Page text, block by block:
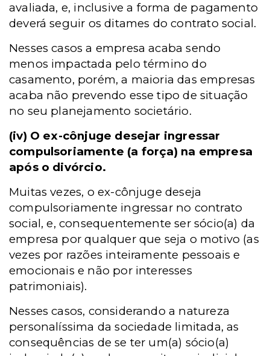
avaliada, e, inclusive a forma de pagamento
deverá seguir os ditames do contrato social.
Nesses casos a empresa acaba sendo
menos impactada pelo término do
casamento, porém, a maioria das empresas
acaba não prevendo esse tipo de situação
no seu planejamento societário.
(iv) O ex-cônjuge desejar ingressar
compulsoriamente (a força) na empresa
após o divórcio.
Muitas vezes, o ex-cônjuge deseja
compulsoriamente ingressar no contrato
social, e, consequentemente ser sócio(a) da
empresa por qualquer que seja o motivo (as
vezes por razões inteiramente pessoais e
emocionais e não por interesses
patrimoniais).
Nesses casos, considerando a natureza
personalíssima da sociedade limitada, as
consequências de se ter um(a) sócio(a)